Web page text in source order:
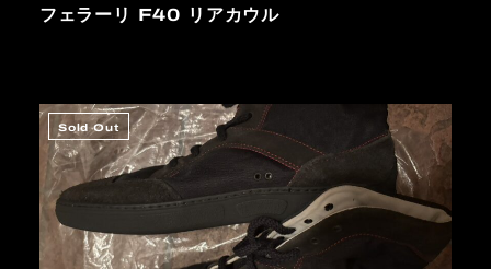
フェラーリ F40 リアカウル
Sold Out